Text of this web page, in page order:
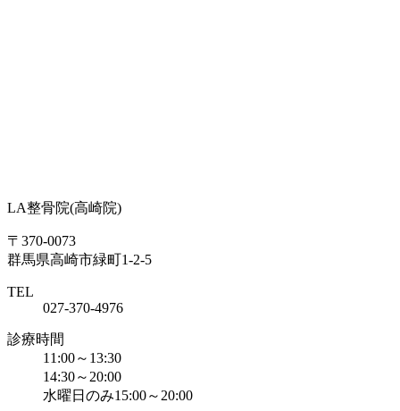
LA整骨院(高崎院)
〒370-0073
群馬県高崎市緑町1-2-5
TEL
027-370-4976
診療時間
11:00～13:30
14:30～20:00
水曜日のみ15:00～20:00